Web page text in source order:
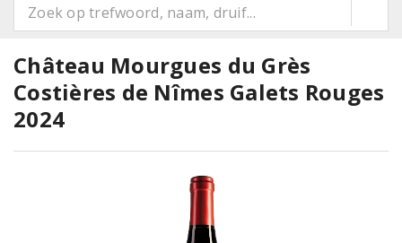
Château Mourgues du Grès
Costières de Nîmes Galets Rouges
2024